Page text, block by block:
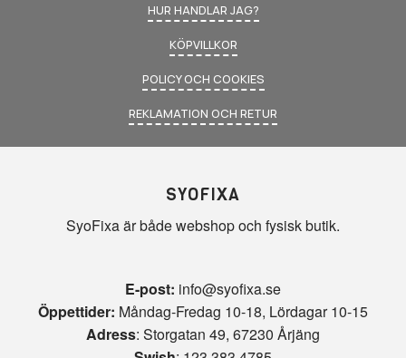
HUR HANDLAR JAG?
KÖPVILLKOR
POLICY OCH COOKIES
REKLAMATION OCH RETUR
SYOFIXA
SyoFixa är både webshop och fysisk butik.
E-post: info@syofixa.se
Öppettider: Måndag-Fredag 10-18, Lördagar 10-15
Adress: Storgatan 49, 67230 Årjäng